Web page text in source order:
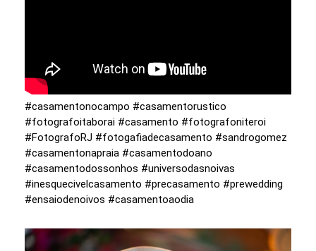
#casamentonocampo #casamentorustico
#fotografoitaborai #casamento #fotografoniteroi
#FotografoRJ #fotogafiadecasamento #sandrogomez
#casamentonapraia #casamentodoano
#casamentodossonhos #universodasnoivas
#inesquecivelcasamento #precasamento #prewedding
#ensaiodenoivos #casamentoaodia